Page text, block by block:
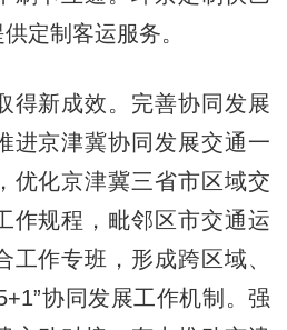
定制客运服务。
新成效。完善协同发展
进京津冀协同发展交通一
优化京津冀三省市区域交
作规程，毗邻区市交通运
工作专班，形成跨区域、
协同发展工作机制。强